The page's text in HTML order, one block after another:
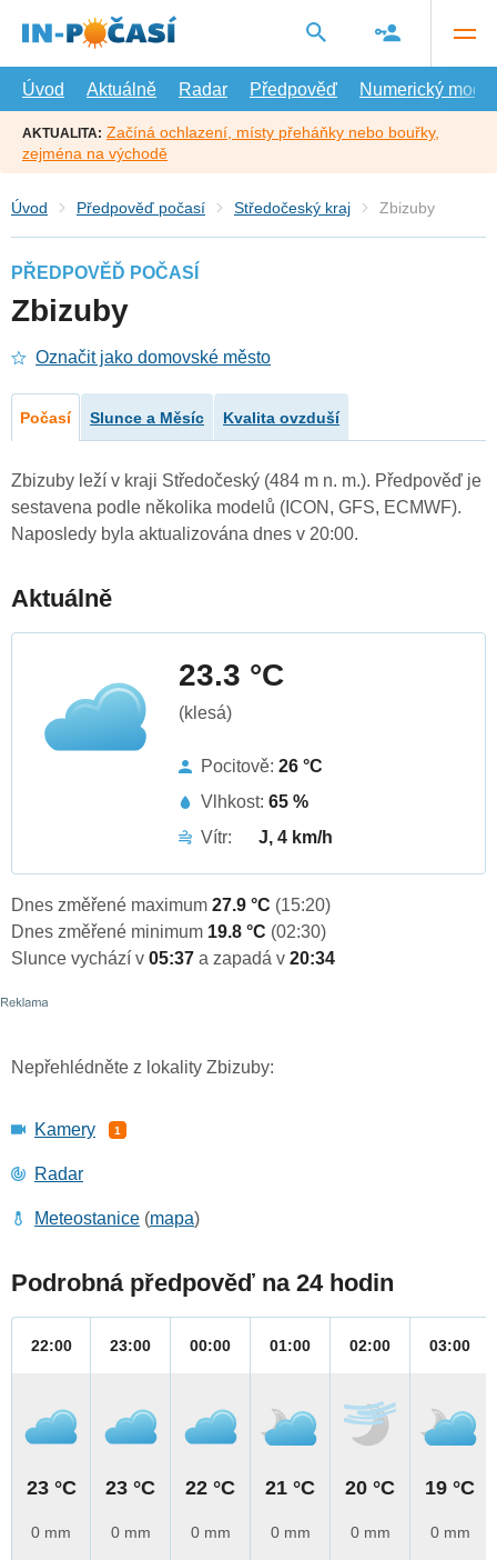
hlavní
Úvod
Aktuálně Radar Předpověď Numerický model
AKTUALITA: Začíná ochlazení, místy přeháňky nebo bouřky,
zejména na východě
Úvod Předpověď počasí Středočeský kraj Zbizuby
PŘEDPOVĚĎ POČASÍ
Zbizuby
Označit jako domovské město
Počasí Slunce a Měsíc Kvalita ovzduší
Zbizuby leží v kraji Středočeský (484 m n. m.). Předpověď je
sestavena podle několika modelů (ICON, GFS, ECMWF).
Naposledy byla aktualizována dnes v 20:00.
Aktuálně
23.3 °C
(klesá)
Pocitově: 26 °C
Vlhkost: 65 %
Vítr:
J, 4 km/h
Dnes změřené maximum 27.9 °C (15:20)
Dnes změřené minimum 19.8 °C (02:30)
Slunce vychází v 05:37 a zapadá v 20:34
Nepřehlédněte z lokality Zbizuby:
Kamery 1
Radar
Meteostanice (mapa)
Podrobná předpověď na 24 hodin
22:00
23 °C
0 mm
23:00
23 °C
0 mm
00:00
22 °C
0 mm
01:00
21 °C
0 mm
02:00
20 °C
0 mm
03:00
19 °C
0 mm